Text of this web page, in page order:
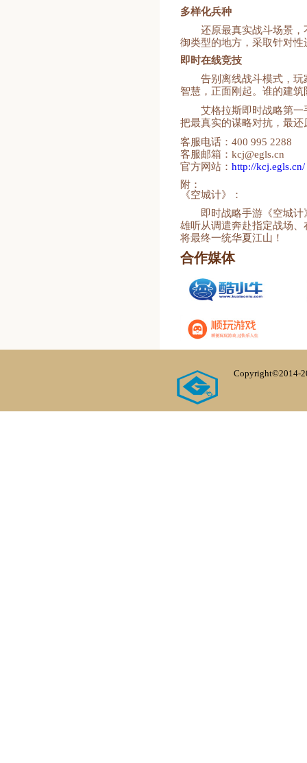
多样化兵种
还原最真实战斗场景
御类型的地方，采取针对
即时在线竞技
告别离线战斗模式，
智慧，正面刚起。谁的建
艾格拉斯即时战略第
把最真实的谋略对抗，最
客服电话：400 995 2288
客服邮箱：kcj@egls.cn
官方网站： http://kcj.egls.cn/
附：
《空城计》：
即时战略手游《空城
雄听从调遣奔赴指定战场
将最终一统华夏江山！
合作媒体
Copyright©2014-